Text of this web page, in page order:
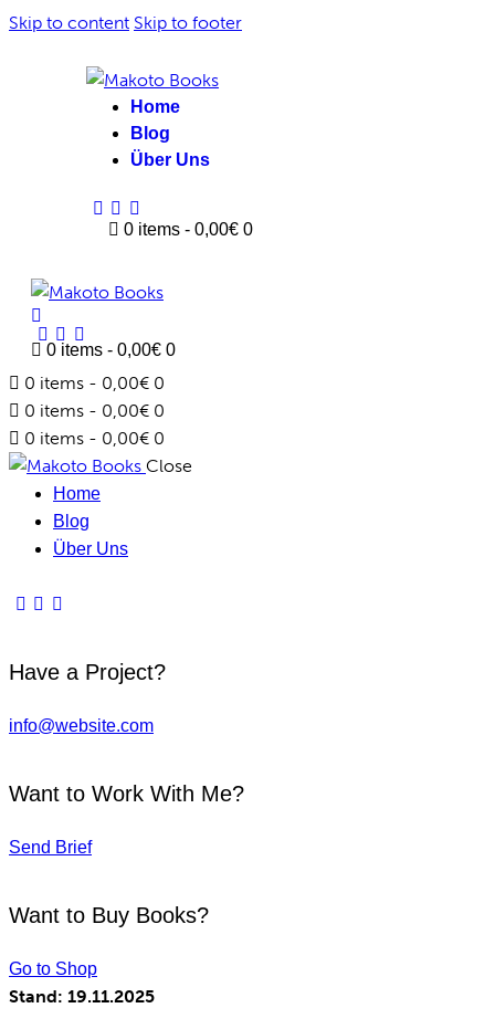
Skip to content Skip to footer
Home
Blog
Über Uns
facebook-
twitter-
x
instagram
0 items - 0,00€ 0
facebook-
1
twitter-
x
instagram
0 items - 0,00€ 0
0 items - 0,00€ 0
0 items - 0,00€ 0
0 items - 0,00€ 0
Close
Home
Blog
Über Uns
facebook-
twitter-
instagram
Have a Project?
info@website.com
Want to Work With Me?
Send Brief
Want to Buy Books?
Go to Shop
Stand: 19.11.2025